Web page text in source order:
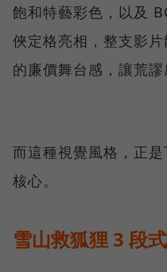
飽和特藝彩色，以及
俠定格亮相，整支影片
的廉價舞台感，讓荒謬
而這種視覺風格，正
核心。
雪山救狐狸 3 段